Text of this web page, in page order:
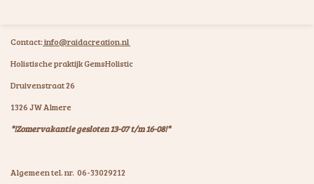
Contact:info@raidacreation.nl
Holistische praktijk GemsHolistic
Druivenstraat 26
1326 JW Almere
*!Zomervakantie gesloten 13-07 t/m 16-08!*
Algemeen tel. nr. 06-33029212